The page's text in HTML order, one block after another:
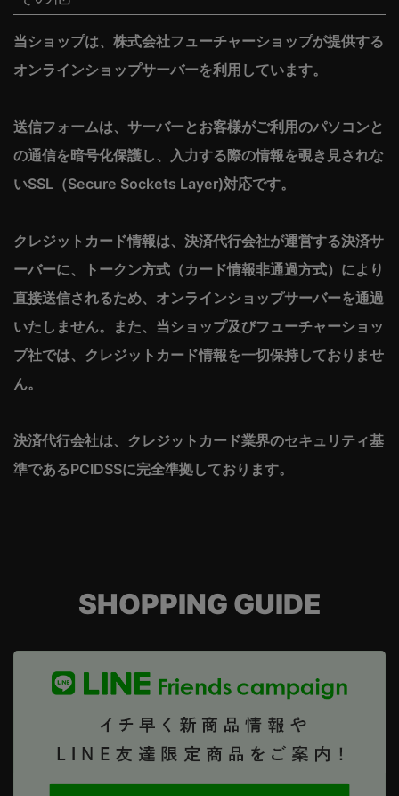
当ショップは、株式会社フューチャーショップが提供する
オンラインショップサーバーを利用しています。
送信フォームは、サーバーとお客様がご利用のパソコンと
の通信を暗号化保護し、入力する際の情報を覗き見されな
いSSL（Secure Sockets Layer)対応です。
クレジットカード情報は、決済代行会社が運営する決済サ
ーバーに、トークン方式（カード情報非通過方式）により
直接送信されるため、オンラインショップサーバーを通過
いたしません。また、当ショップ及びフューチャーショッ
プ社では、クレジットカード情報を一切保持しておりませ
ん。
決済代行会社は、クレジットカード業界のセキュリティ基
準であるPCIDSSに完全準拠しております。
SHOPPING GUIDE